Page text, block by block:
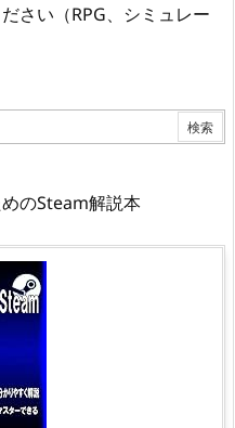
さい（RPG、シミュレー
のSteam解説本